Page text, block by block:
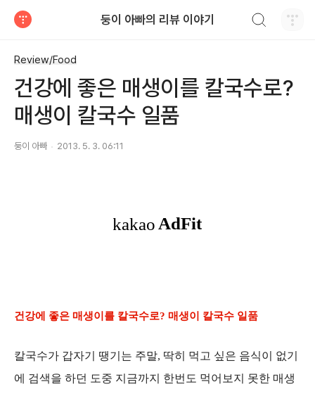
둥이 아빠의 리뷰 이야기
Review/Food
건강에 좋은 매생이를 칼국수로?
매생이 칼국수 일품
둥이 아빠 2013. 5. 3. 06:11
건강에 좋은 매생이를 칼국수로? 매생이 칼국수 일품
칼국수가 갑자기 땡기는 주말, 딱히 먹고 싶은 음식이 없기
에 검색을 하던 도중 지금까지 한번도 먹어보지 못한 매생